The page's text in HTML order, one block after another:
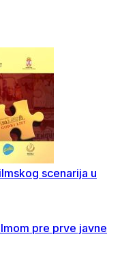
scenarija u
pre prve javne